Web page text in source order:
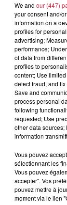
Lieu
Organisateur
Tarif
3 groupes de
seule soirée
19h Réservation
Accès Ligne C -
We and our (447)
your consent and/
information on a
profiles for
advertising;
performance;
of data from
profiles to
content; Use
detect fraud, and
Save and
process personal
following
requested; Use
other data sources;
information
Vous pouvez
sélectionnant les
Vous pouvez
accepter". Vos
pouvez mettre à
moment via le lien